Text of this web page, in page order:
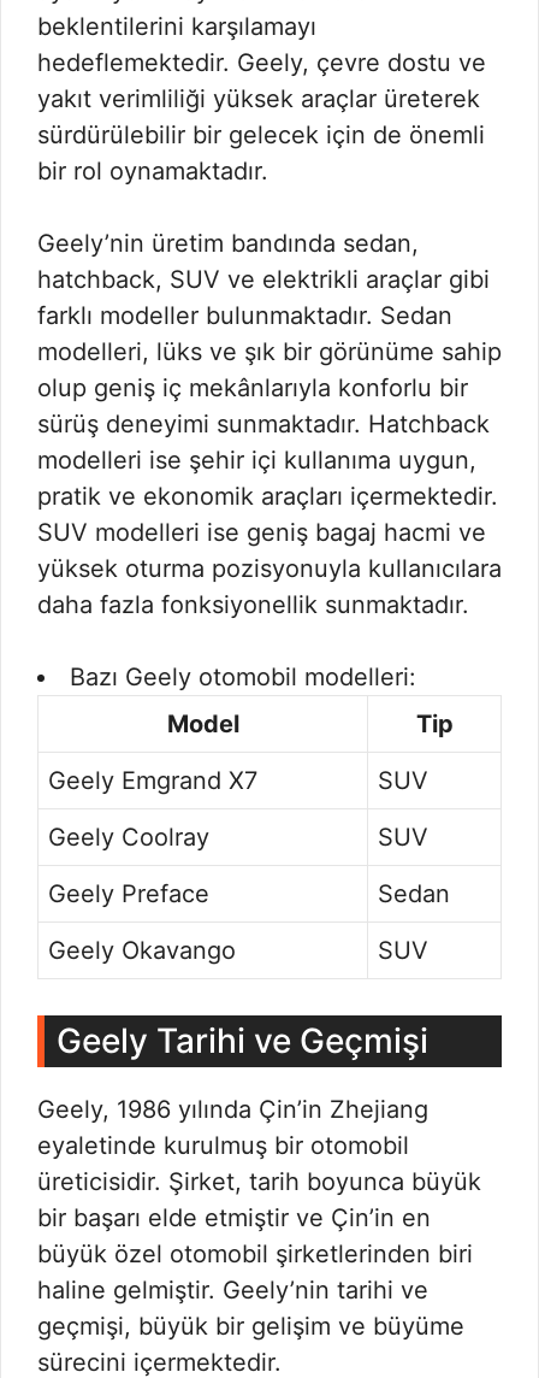
beklentilerini karşılamayı
hedeflemektedir. Geely, çevre dostu ve
yakıt verimliliği yüksek araçlar üreterek
sürdürülebilir bir gelecek için de önemli
bir rol oynamaktadır.
Geely’nin üretim bandında sedan,
hatchback, SUV ve elektrikli araçlar gibi
farklı modeller bulunmaktadır. Sedan
modelleri, lüks ve şık bir görünüme sahip
olup geniş iç mekânlarıyla konforlu bir
sürüş deneyimi sunmaktadır. Hatchback
modelleri ise şehir içi kullanıma uygun,
pratik ve ekonomik araçları içermektedir.
SUV modelleri ise geniş bagaj hacmi ve
yüksek oturma pozisyonuyla kullanıcılara
daha fazla fonksiyonellik sunmaktadır.
Bazı Geely otomobil modelleri:
Model
Tip
Geely Emgrand X7
SUV
Geely Coolray
SUV
Geely Preface
Sedan
Geely Okavango
SUV
Geely Tarihi ve Geçmişi
Geely, 1986 yılında Çin’in Zhejiang
eyaletinde kurulmuş bir otomobil
üreticisidir. Şirket, tarih boyunca büyük
bir başarı elde etmiştir ve Çin’in en
büyük özel otomobil şirketlerinden biri
haline gelmiştir. Geely’nin tarihi ve
geçmişi, büyük bir gelişim ve büyüme
sürecini içermektedir.